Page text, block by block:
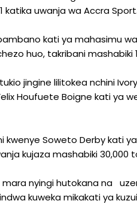
uwanja wa Accra Sport.
kati ya mahasimu
huo, takribani mashabiki
jingine lilitokea nchini
Houfuete Boigne kati ya
kwenye Soweto Derby kati
kujaza mashabiki
mara nyingi hutokana na
kuweka mikakati ya